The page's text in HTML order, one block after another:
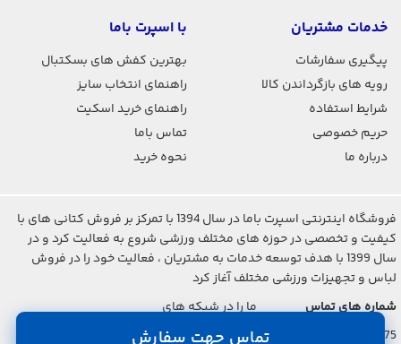
تماس جهت سفارش
خدمات مشتریان
پیگیری سفارشات
رویه های بازگرداندن کالا
شرایط استفاده
حریم خصوصی
درباره ما
با اسپرت باما
بهترین کفش های بسکتبال
راهنمای انتخاب سایز
راهنمای خرید اسکیت
تماس باما
نحوه خرید
فروشگاه اینترنتی اسپرت باما در سال 1394 با تمرکز بر فروش کتانی های با
کیفیت و تخصصی در حوزه های مختلف ورزشی شروع به فعالیت کرد و در
سال 1399 با هدف توسعه خدمات به مشتریان ، فعالیت خود را در فروش
لباس و تجهیزات ورزشی مختلف آغاز کرد
شماره های تماس
021-2842-7275
ما را در شبکه های
اجتماعی دنبال کنید